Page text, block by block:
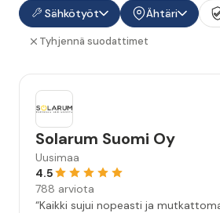
Sähkötyöt Ähtäri
Tyhjennä suodattimet
Solarum Suomi Oy
Uusimaa
4.5
788 arviota
“Kaikki sujui nopeasti ja